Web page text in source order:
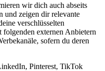
wir dich auch abseits
und zeigen dir relevante
verschlüsselten
folgenden externen Anbietern
sofern du deren
Pinterest, TikTok